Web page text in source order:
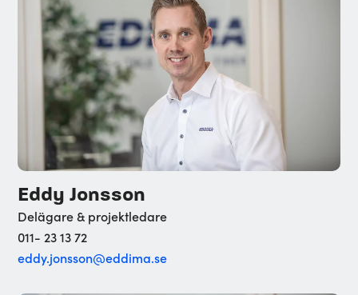
Eddy Jonsson
Delägare & projektledare
011- 23 13 72
eddy.jonsson@eddima.se